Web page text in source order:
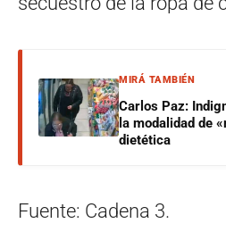
MIRÁ TAMBIÉN
Carlos Paz:
la modalidad de
dietética
Fuente: Cadena 3.